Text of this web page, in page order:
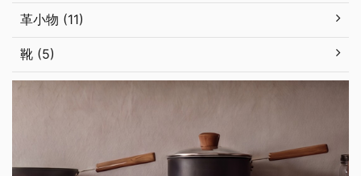
革小物 (11)
靴 (5)